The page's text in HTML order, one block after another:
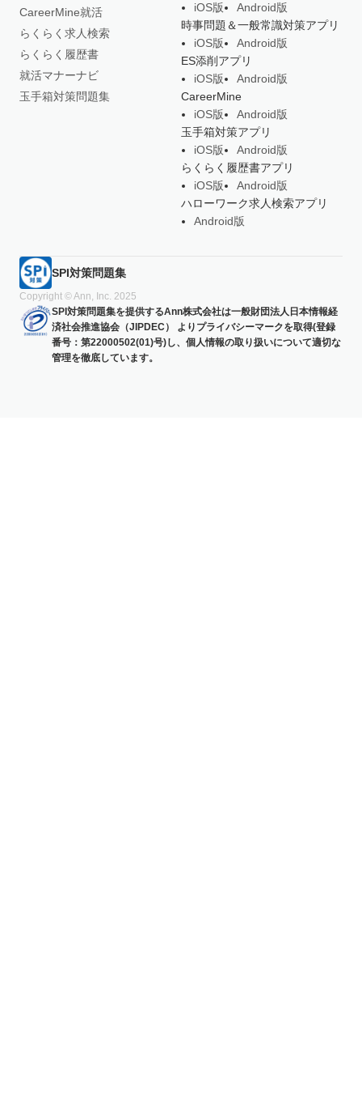
CareerMine就活
らくらく求人検索
らくらく履歴書
就活マナーナビ
玉手箱対策問題集
iOS版
Android版
時事問題＆一般常識対策アプリ
iOS版
Android版
ES添削アプリ
iOS版
Android版
CareerMine
iOS版
Android版
玉手箱対策アプリ
iOS版
Android版
らくらく履歴書アプリ
iOS版
Android版
ハローワーク求人検索アプリ
Android版
SPI対策問題集
Copyright © Ann, Inc. 2025
SPI対策問題集を提供するAnn株式会社は一般財団法人日本情報経
済社会推進協会（JIPDEC） よりプライバシーマークを取得(登録
番号：第22000502(01)号)し、個人情報の取り扱いについて適切な
管理を徹底しています。